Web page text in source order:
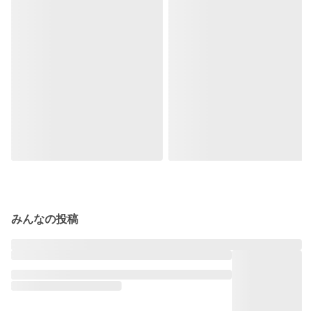
みんなの投稿